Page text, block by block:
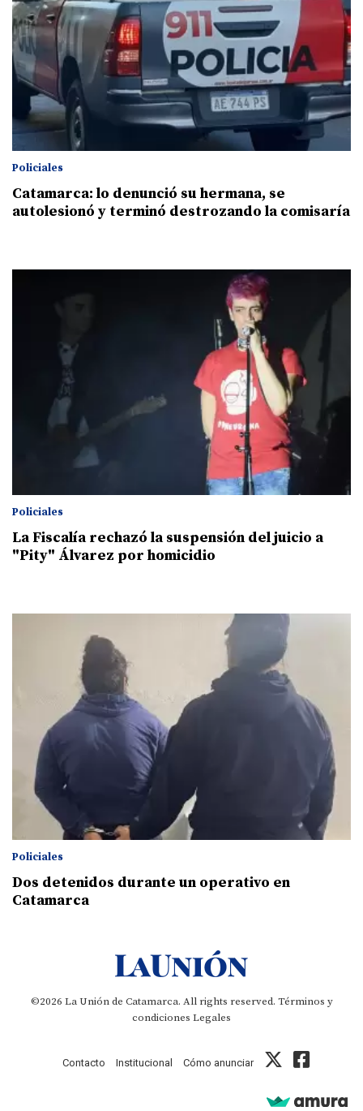
Policiales
Catamarca: lo denunció su hermana, se
autolesionó y terminó destrozando la comisaría
Policiales
La Fiscalía rechazó la suspensión del juicio a
"Pity" Álvarez por homicidio
Policiales
Dos detenidos durante un operativo en
Catamarca
©2026 La Unión de Catamarca. All rights reserved. Términos y
condiciones Legales
Contacto Institucional Cómo anunciar